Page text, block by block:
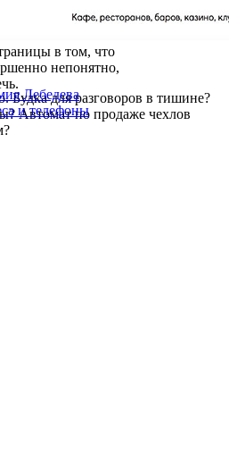
в том, что
непонятно,
Будка для разговоров в тишине?
Автомат по продаже чехлов
Лебедева
и телефоны